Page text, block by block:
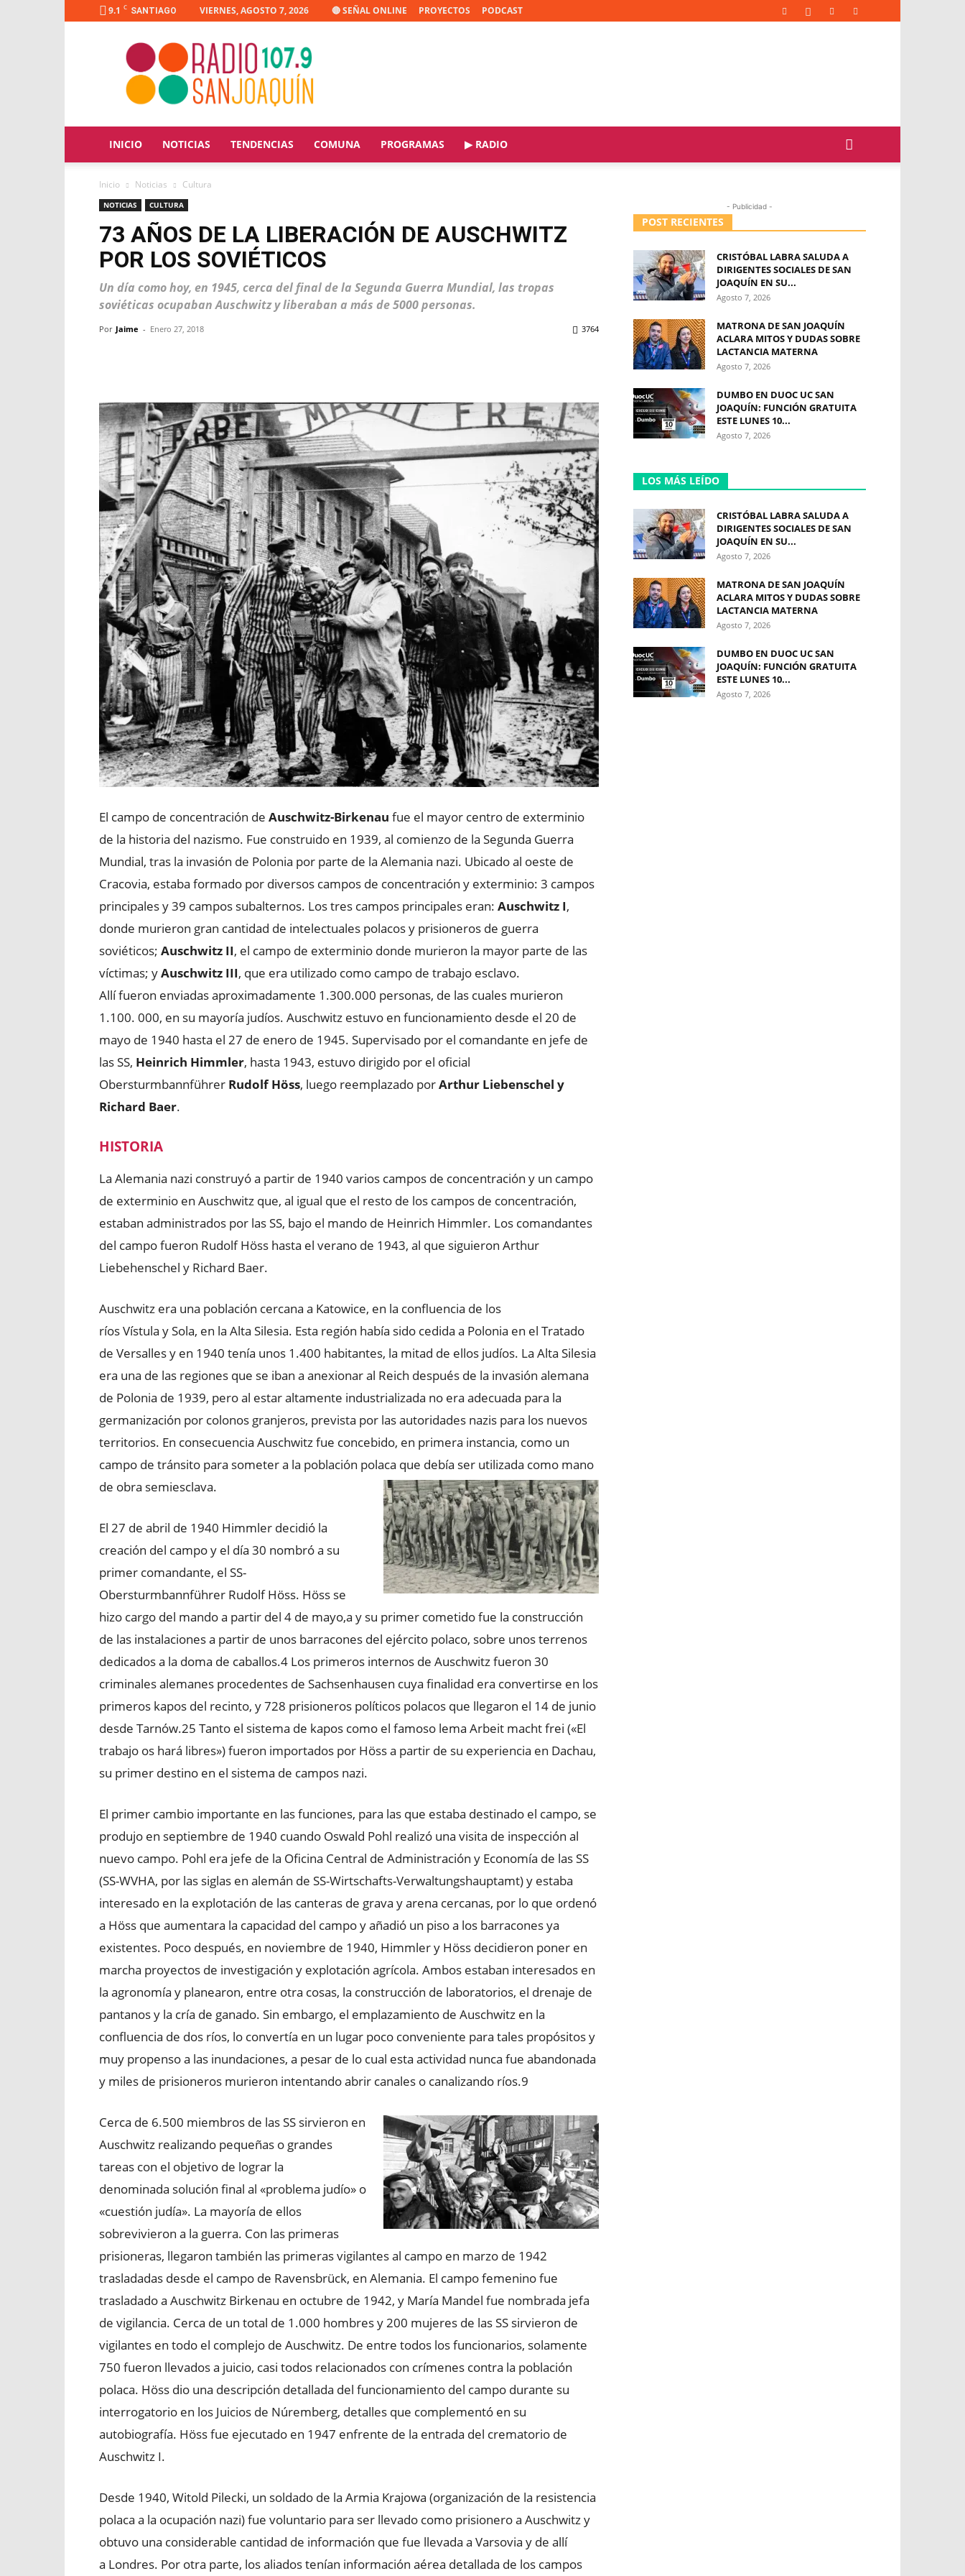
9.1 C SANTIAGO VIERNES, AGOSTO 7, 2026 🔴 SEÑAL ONLINE PROYECTOS PODCAST
Radio
Joaquín
INICIO NOTICIAS TENDENCIAS COMUNA PROGRAMAS ▶ RADIO
Inicio Noticias Cultura
NOTICIAS CULTURA
73 AÑOS DE LA LIBERACIÓN DE AUSCHWITZ
POR LOS SOVIÉTICOS
Un día como hoy, en 1945, cerca del final de la Segunda Guerra Mundial, las tropas
soviéticas ocupaban Auschwitz y liberaban a más de 5000 personas.
Por Jaime - Enero 27, 2018 3764
El campo de concentración de Auschwitz-Birkenau fue el mayor centro de exterminio
de la historia del nazismo. Fue construido en 1939, al comienzo de la Segunda Guerra
Mundial, tras la invasión de Polonia por parte de la Alemania nazi. Ubicado al oeste de
Cracovia, estaba formado por diversos campos de concentración y exterminio: 3 campos
principales y 39 campos subalternos. Los tres campos principales eran: Auschwitz I,
donde murieron gran cantidad de intelectuales polacos y prisioneros de guerra
soviéticos; Auschwitz II, el campo de exterminio donde murieron la mayor parte de las
víctimas; yAuschwitz III, que era utilizado como campo de trabajo esclavo.
Allí fueron enviadas aproximadamente 1.300.000 personas, de las cuales murieron
1.100. 000, en su mayoría judíos. Auschwitz estuvo en funcionamiento desde el 20 de
mayo de 1940 hasta el 27 de enero de 1945. Supervisado por el comandante en jefe de
las SS, Heinrich Himmler, hasta 1943, estuvo dirigido por el oficial
Obersturmbannführer Rudolf Höss, luego reemplazado porArthur Liebenschel y
Richard Baer.
HISTORIA
La Alemania nazi construyó a partir de 1940 varios campos de concentración y un campo
de exterminio en Auschwitz que, al igual que el resto de los campos de concentración,
estaban administrados por las SS, bajo el mando de Heinrich Himmler. Los comandantes
del campo fueron Rudolf Höss hasta el verano de 1943, al que siguieron Arthur
Liebehenschel y Richard Baer.
Auschwitz era una población cercana a Katowice, en la confluencia de los
ríos Vístula y Sola, en la Alta Silesia. Esta región había sido cedida a Polonia en el Tratado
de Versalles y en 1940 tenía unos 1.400 habitantes, la mitad de ellos judíos. La Alta Silesia
era una de las regiones que se iban a anexionar al Reich después de la invasión alemana
de Polonia de 1939, pero al estar altamente industrializada no era adecuada para la
germanización por colonos granjeros, prevista por las autoridades nazis para los nuevos
territorios. En consecuencia Auschwitz fue concebido, en primera instancia, como un
campo de tránsito para someter a la población polaca que debía ser utilizada como mano
de obra semiesclava.
El 27 de abril de 1940 Himmler decidió la
creación del campo y el día 30 nombró a su
primer comandante, el SS-
Obersturmbannführer Rudolf Höss. Höss se
hizo cargo del mando a partir del 4 de mayo,a​ y su primer cometido fue la construcción
de las instalaciones a partir de unos barracones del ejército polaco, sobre unos terrenos
dedicados a la doma de caballos.4​ Los primeros internos de Auschwitz fueron 30
criminales alemanes procedentes de Sachsenhausen cuya finalidad era convertirse en los
primeros kapos del recinto, y 728 prisioneros políticos polacos que llegaron el 14 de junio
desde Tarnów.2​5​ Tanto el sistema de kapos como el famoso lema Arbeit macht frei («El
trabajo os hará libres») fueron importados por Höss a partir de su experiencia en Dachau,
su primer destino en el sistema de campos nazi.
El primer cambio importante en las funciones, para las que estaba destinado el campo, se
produjo en septiembre de 1940 cuando Oswald Pohl realizó una visita de inspección al
nuevo campo. Pohl era jefe de la Oficina Central de Administración y Economía de las SS
(SS-WVHA, por las siglas en alemán de SS-Wirtschafts-Verwaltungshauptamt) y estaba
interesado en la explotación de las canteras de grava y arena cercanas, por lo que ordenó
a Höss que aumentara la capacidad del campo y añadió un piso a los barracones ya
existentes.​ Poco después, en noviembre de 1940, Himmler y Höss decidieron poner en
marcha proyectos de investigación y explotación agrícola. Ambos estaban interesados en
la agronomía y planearon, entre otra cosas, la construcción de laboratorios, el drenaje de
pantanos y la cría de ganado. Sin embargo, el emplazamiento de Auschwitz en la
confluencia de dos ríos, lo convertía en un lugar poco conveniente para tales propósitos y
muy propenso a las inundaciones, a pesar de lo cual esta actividad nunca fue abandonada
y miles de prisioneros murieron intentando abrir canales o canalizando ríos.9​
Cerca de 6.500 miembros de las SS sirvieron en
Auschwitz realizando pequeñas o grandes
tareas con el objetivo de lograr la
denominada solución final al «problema judío» o
«cuestión judía». La mayoría de ellos
sobrevivieron a la guerra. Con las primeras
prisioneras, llegaron también las primeras vigilantes al campo en marzo de 1942
trasladadas desde el campo de Ravensbrück, en Alemania. El campo femenino fue
trasladado a Auschwitz Birkenau en octubre de 1942, y María Mandel fue nombrada jefa
de vigilancia. Cerca de un total de 1.000 hombres y 200 mujeres de las SS sirvieron de
vigilantes en todo el complejo de Auschwitz. De entre todos los funcionarios, solamente
750 fueron llevados a juicio, casi todos relacionados con crímenes contra la población
polaca. Höss dio una descripción detallada del funcionamiento del campo durante su
interrogatorio en los Juicios de Núremberg, detalles que complementó en su
autobiografía. Höss fue ejecutado en 1947 enfrente de la entrada del crematorio de
Auschwitz I.
Desde 1940, Witold Pilecki, un soldado de la Armia Krajowa (organización de la resistencia
polaca a la ocupación nazi) fue voluntario para ser llevado como prisionero a Auschwitz y
obtuvo una considerable cantidad de información que fue llevada a Varsovia y de allí
a Londres. Por otra parte, los aliados tenían información aérea detallada de los campos
- Publicidad -
POST RECIENTES
CRISTÓBAL LABRA SALUDA A
DIRIGENTES SOCIALES DE SAN
JOAQUÍN EN SU...
Agosto 7, 2026
MATRONA DE SAN JOAQUÍN
ACLARA MITOS Y DUDAS SOBRE
LACTANCIA MATERNA
Agosto 7, 2026
DUMBO EN DUOC UC SAN
JOAQUÍN: FUNCIÓN GRATUITA
ESTE LUNES 10...
Agosto 7, 2026
LOS MÁS LEÍDO
CRISTÓBAL LABRA SALUDA A
DIRIGENTES SOCIALES DE SAN
JOAQUÍN EN SU...
Agosto 7, 2026
MATRONA DE SAN JOAQUÍN
ACLARA MITOS Y DUDAS SOBRE
LACTANCIA MATERNA
Agosto 7, 2026
DUMBO EN DUOC UC SAN
JOAQUÍN: FUNCIÓN GRATUITA
ESTE LUNES 10...
Agosto 7, 2026